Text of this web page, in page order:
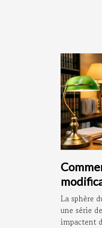
familial
La sphère
une série
impactent